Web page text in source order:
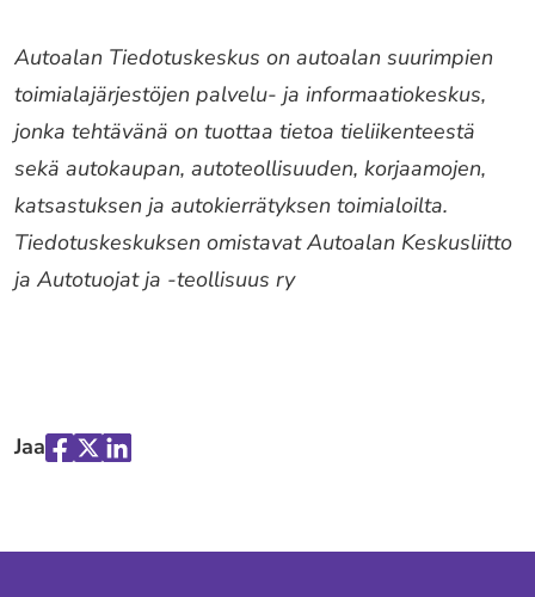
Autoalan Tiedotuskeskus on autoalan suurimpien
toimialajärjestöjen palvelu- ja informaatiokeskus,
jonka tehtävänä on tuottaa tietoa tieliikenteestä
sekä autokaupan, autoteollisuuden, korjaamojen,
katsastuksen ja autokierrätyksen toimialoilta.
Tiedotuskeskuksen omistavat Autoalan Keskusliitto
ja Autotuojat ja -teollisuus ry
Jaa
"Facebook"
"X""LinkedIn"